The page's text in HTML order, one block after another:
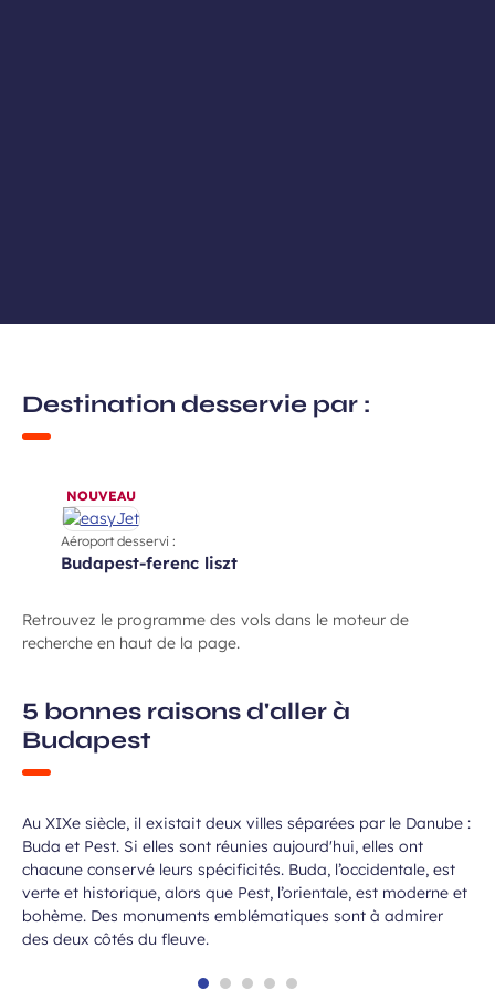
Destination desservie par :
NOUVEAU
Aéroport desservi :
budapest-ferenc liszt
Retrouvez le programme des vols dans le moteur de
recherche en haut de la page.
5 bonnes raisons d'aller à
Budapest
Deux villes en une
Au XIXe siècle, il existait deux villes séparées par le Danube :
Buda et Pest. Si elles sont réunies aujourd'hui, elles ont
chacune conservé leurs spécificités. Buda, l’occidentale, est
verte et historique, alors que Pest, l’orientale, est moderne et
bohème. Des monuments emblématiques sont à admirer
des deux côtés du fleuve.